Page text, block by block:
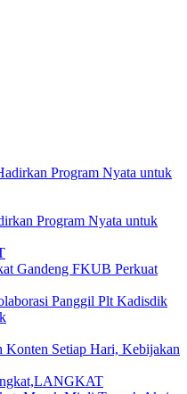
Program Nyata untuk
Gandeng FKUB Perkuat
Setiap Hari, Kebijakan
LANGKAT